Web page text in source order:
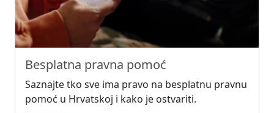
Besplatna pravna pomoć
Saznajte tko sve ima pravo na besplatnu pravnu
pomoć u Hrvatskoj i kako je ostvariti.